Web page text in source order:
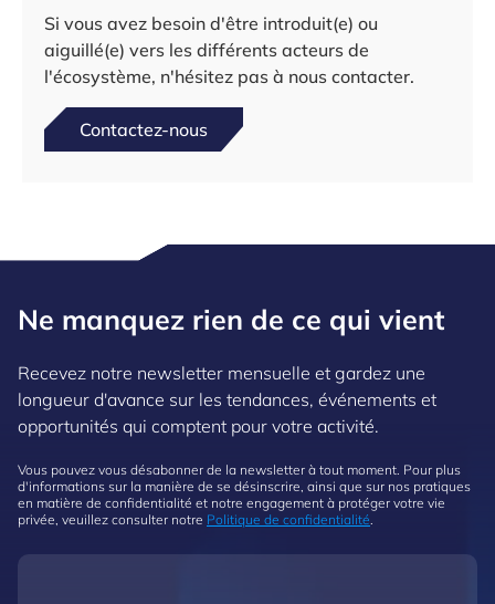
Si vous avez besoin d'être introduit(e) ou
aiguillé(e) vers les différents acteurs de
l'écosystème, n'hésitez pas à nous contacter.
Contactez-nous
Ne manquez rien de ce qui vient
Recevez notre newsletter mensuelle et gardez une
longueur d'avance sur les tendances, événements et
opportunités qui comptent pour votre activité.
Vous pouvez vous désabonner de la newsletter à tout moment. Pour plus
d'informations sur la manière de se désinscrire, ainsi que sur nos pratiques
en matière de confidentialité et notre engagement à protéger votre vie
privée, veuillez consulter notre Politique de confidentialité.